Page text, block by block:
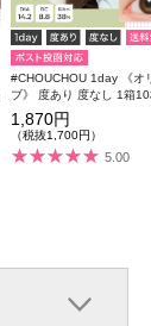
#CHOUCHOU 1day 《オ
ブ》 度あり 度なし 1箱
1,870円
（税抜1,700円）
5.00